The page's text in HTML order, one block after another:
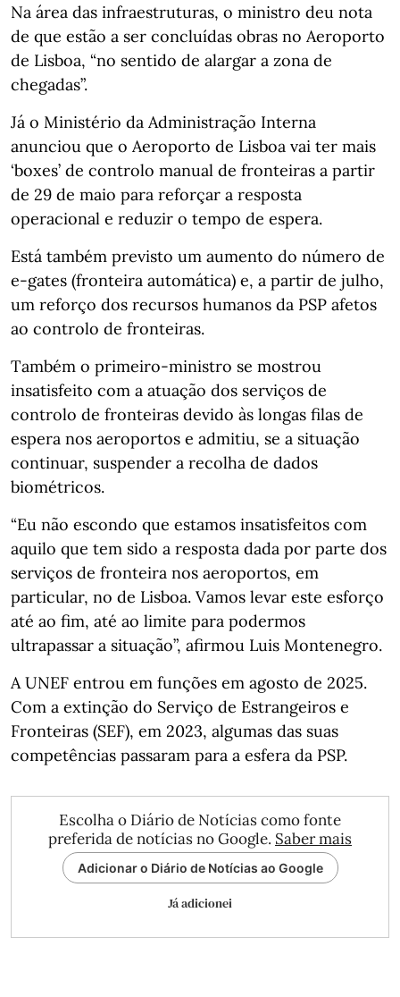
Na área das infraestruturas, o ministro deu nota
de que estão a ser concluídas obras no Aeroporto
de Lisboa, “no sentido de alargar a zona de
chegadas”.
Já o Ministério da Administração Interna
anunciou que o Aeroporto de Lisboa vai ter mais
‘boxes’ de controlo manual de fronteiras a partir
de 29 de maio para reforçar a resposta
operacional e reduzir o tempo de espera.
Está também previsto um aumento do número de
e-gates (fronteira automática) e, a partir de julho,
um reforço dos recursos humanos da PSP afetos
ao controlo de fronteiras.
Também o primeiro-ministro se mostrou
insatisfeito com a atuação dos serviços de
controlo de fronteiras devido às longas filas de
espera nos aeroportos e admitiu, se a situação
continuar, suspender a recolha de dados
biométricos.
“Eu não escondo que estamos insatisfeitos com
aquilo que tem sido a resposta dada por parte dos
serviços de fronteira nos aeroportos, em
particular, no de Lisboa. Vamos levar este esforço
até ao fim, até ao limite para podermos
ultrapassar a situação”, afirmou Luis Montenegro.
A UNEF entrou em funções em agosto de 2025.
Com a extinção do Serviço de Estrangeiros e
Fronteiras (SEF), em 2023, algumas das suas
competências passaram para a esfera da PSP.
Escolha o Diário de Notícias como fonte
preferida de notícias no Google. Saber mais
Adicionar o Diário de Notícias ao Google
Já adicionei